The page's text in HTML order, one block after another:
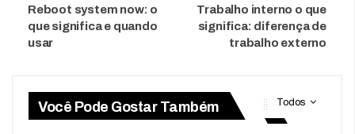
Reboot system now: o
que significa e quando
usar
Trabalho interno o que
significa: diferença de
trabalho externo
Todos
Você Pode Gostar Também